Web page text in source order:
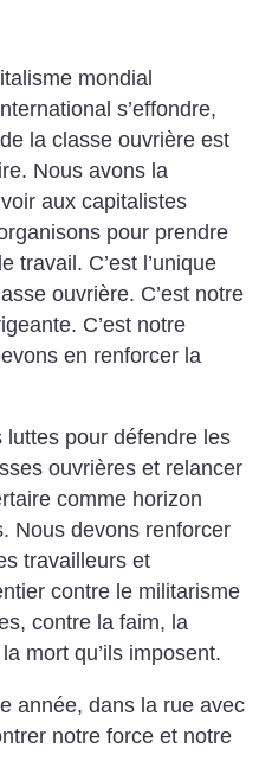
mondial
s’effondre,
la classe ouvrière est
Nous avons la
aux capitalistes
pour prendre
travail. C’est l’unique
ouvrière. C’est notre
C’est notre
en renforcer la
pour défendre les
ouvrières et relancer
comme horizon
Nous devons renforcer
travailleurs et
contre le militarisme
contre la faim, la
mort qu’ils imposent.
année, dans la rue avec
notre force et notre